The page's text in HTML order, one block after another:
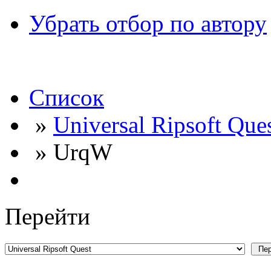
Убрать отбор по автору
Список
» Universal Ripsoft
» UrqW
Перейти